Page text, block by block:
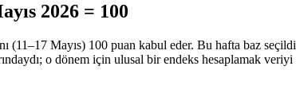
2026 = 100
(11–17 Mayıs) 100 puan kabul eder. Bu hafta baz
o dönem için ulusal bir endeks hesaplamak